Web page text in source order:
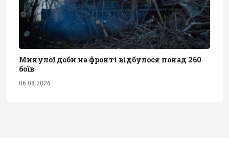
Минулої доби на фронті відбулося понад 260
боїв
06.08.2026